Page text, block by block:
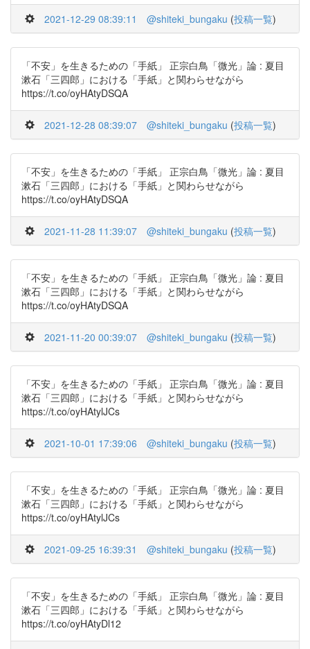
2021-12-29 08:39:11 @shiteki_bungaku (投稿一覧)
「不安」を生きるための「手紙」 正宗白鳥「微光」論 : 夏目
漱石「三四郎」における「手紙」と関わらせながら
https://t.co/oyHAtyDSQA
2021-12-28 08:39:07 @shiteki_bungaku (投稿一覧)
「不安」を生きるための「手紙」 正宗白鳥「微光」論 : 夏目
漱石「三四郎」における「手紙」と関わらせながら
https://t.co/oyHAtyDSQA
2021-11-28 11:39:07 @shiteki_bungaku (投稿一覧)
「不安」を生きるための「手紙」 正宗白鳥「微光」論 : 夏目
漱石「三四郎」における「手紙」と関わらせながら
https://t.co/oyHAtyDSQA
2021-11-20 00:39:07 @shiteki_bungaku (投稿一覧)
「不安」を生きるための「手紙」 正宗白鳥「微光」論 : 夏目
漱石「三四郎」における「手紙」と関わらせながら
https://t.co/oyHAtylJCs
2021-10-01 17:39:06 @shiteki_bungaku (投稿一覧)
「不安」を生きるための「手紙」 正宗白鳥「微光」論 : 夏目
漱石「三四郎」における「手紙」と関わらせながら
https://t.co/oyHAtylJCs
2021-09-25 16:39:31 @shiteki_bungaku (投稿一覧)
「不安」を生きるための「手紙」 正宗白鳥「微光」論 : 夏目
漱石「三四郎」における「手紙」と関わらせながら
https://t.co/oyHAtyDl12